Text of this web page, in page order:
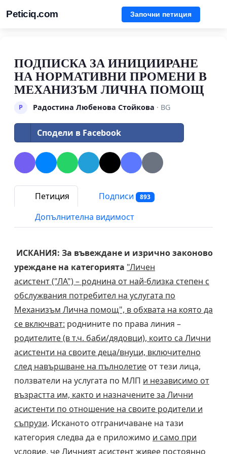
Peticiq.com Започни петиция
ПОДПИСКА ЗА ИНИЦИИРАНЕ
НА НОРМАТИВНИ ПРОМЕНИ В
МЕХАНИЗЪМ ЛИЧНА ПОМОЩ
Р Радостина Любенова Стойкова · BG
Сподели в Facebook
Петиция Подписи 893
Допълнителна видимост
ИСКАНИЯ: За въвеждане и изрично законово
уреждане на категорията "Личен
асистент ("ЛА") – роднина от най-близка степен с
обслужвания потребител на услугата по
Механизъм Лична помощ", в обхвата на която да
се включват: роднините по права линия –
родителите (в т.ч. баби/дядовци), които са Лични
асистенти на своите деца/внуци, включително
след навършване на пълнолетие от тези лица,
ползватели на услугата по МЛП и независимо от
възрастта им, както и назначените за Лични
асистенти по отношение на своите родители и
съпрузи. Исканото отграничаване на тази
категория следва да е приложимо и само при
условие, че Личният асистент живее постоянно